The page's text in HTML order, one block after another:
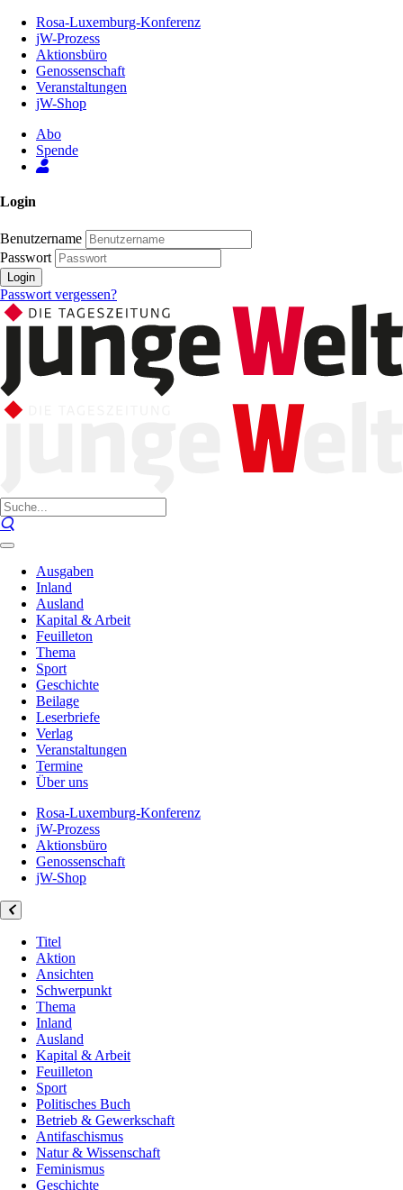
Inhalt
Seite
Rosa-Luxemburg-Konferenz
jW-Prozess
Aktionsbüro
Genossenschaft
Veranstaltungen
jW-Shop
Abo
Spende
Login
Benutzername
Passwort
Login
Passwort vergessen?
Ausgaben
Inland
Ausland
Kapital & Arbeit
Feuilleton
Thema
Sport
Geschichte
Beilage
Leserbriefe
Verlag
Veranstaltungen
Termine
Über uns
Rosa-Luxemburg-Konferenz
jW-Prozess
Aktionsbüro
Genossenschaft
jW-Shop
Titel
Aktion
Ansichten
Schwerpunkt
Thema
Inland
Ausland
Kapital & Arbeit
Feuilleton
Sport
Politisches Buch
Betrieb & Gewerkschaft
Antifaschismus
Natur & Wissenschaft
Feminismus
Geschichte